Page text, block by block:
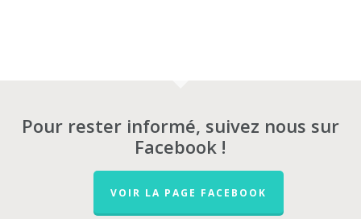
Pour rester informé, suivez nous sur
Facebook !
VOIR LA PAGE FACEBOOK